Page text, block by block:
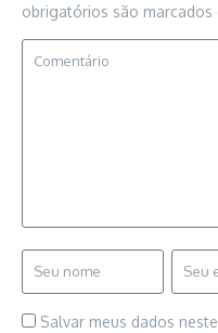
obrigatórios são marcados
Salvar meus dados